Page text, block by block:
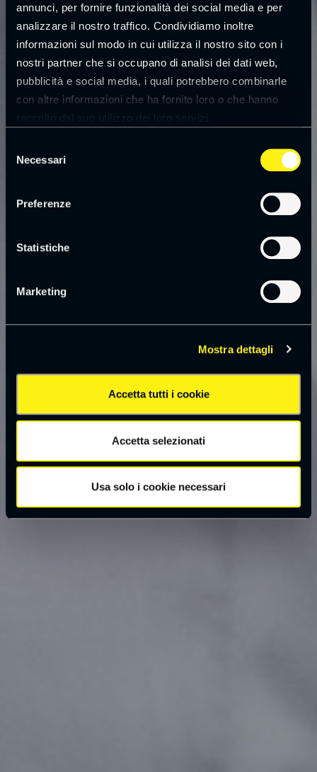
annunci, per fornire funzionalità dei social media e per
analizzare il nostro traffico. Condividiamo inoltre
informazioni sul modo in cui utilizza il nostro sito con i
nostri partner che si occupano di analisi dei dati web,
pubblicità e social media, i quali potrebbero combinarle
con altre informazioni che ha fornito loro o che hanno
raccolto dal suo utilizzo dei loro servizi.
delNecessari
Preferenze
Statistiche
Marketing
Mostra dettagli
Accetta tutti i cookie
Accetta selezionati
Usa solo i cookie necessari